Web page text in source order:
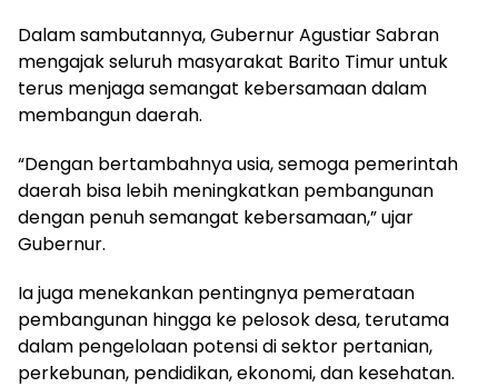
Dalam sambutannya, Gubernur Agustiar Sabran
mengajak seluruh masyarakat Barito Timur untuk
terus menjaga semangat kebersamaan dalam
membangun daerah.
“Dengan bertambahnya usia, semoga pemerintah
daerah bisa lebih meningkatkan pembangunan
dengan penuh semangat kebersamaan,” ujar
Gubernur.
Ia juga menekankan pentingnya pemerataan
pembangunan hingga ke pelosok desa, terutama
dalam pengelolaan potensi di sektor pertanian,
perkebunan, pendidikan, ekonomi, dan kesehatan.